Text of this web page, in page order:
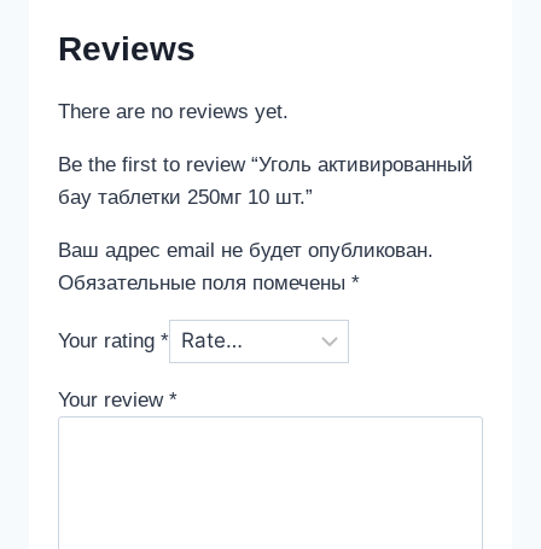
Reviews
There are no reviews yet.
Be the first to review “Уголь активированный
бау таблетки 250мг 10 шт.”
Ваш адрес email не будет опубликован.
Обязательные поля помечены *
Your rating *
Your review *